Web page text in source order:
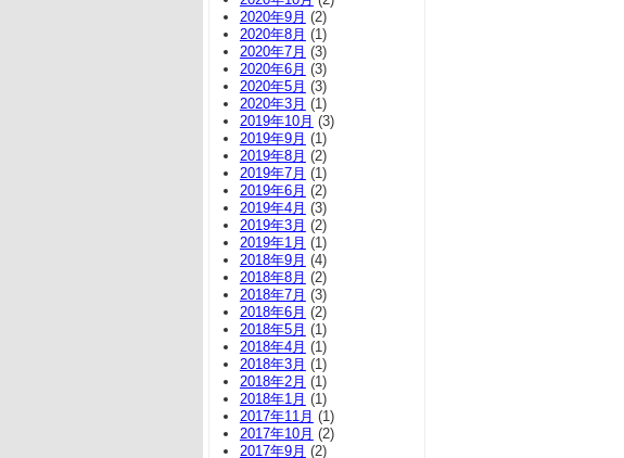
2020年9月 (2)
2020年8月 (1)
2020年7月 (3)
2020年6月 (3)
2020年5月 (3)
2020年3月 (1)
2019年10月 (3)
2019年9月 (1)
2019年8月 (2)
2019年7月 (1)
2019年6月 (2)
2019年4月 (3)
2019年3月 (2)
2019年1月 (1)
2018年9月 (4)
2018年8月 (2)
2018年7月 (3)
2018年6月 (2)
2018年5月 (1)
2018年4月 (1)
2018年3月 (1)
2018年2月 (1)
2018年1月 (1)
2017年11月 (1)
2017年10月 (2)
2017年9月 (2)